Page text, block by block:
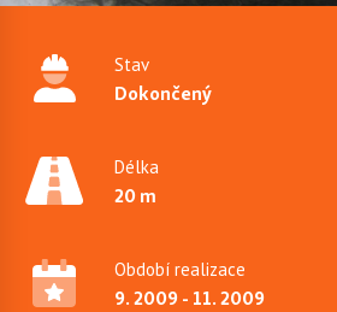
Stav
Dokončený
Délka
20 m
Období realizace
9. 2009 - 11. 2009